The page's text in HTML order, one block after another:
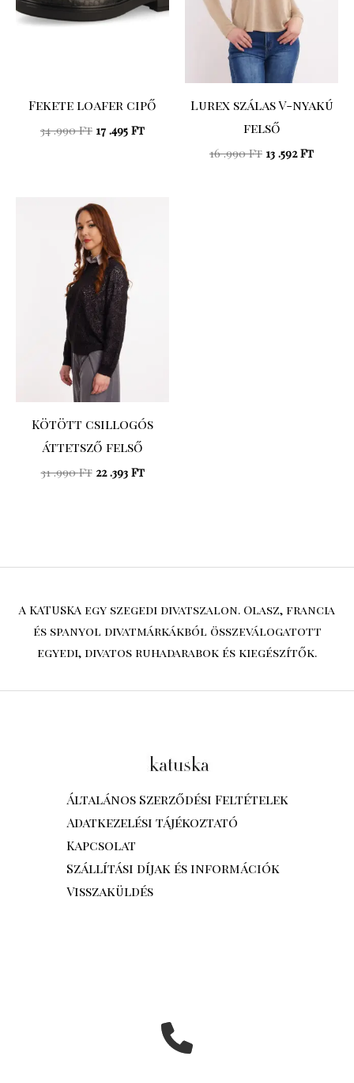
Fekete loafer cipő
34 .990Ft 17 .495 Ft
Lurex szálas V-nyakú
felső
16 .990Ft 13 .592Ft
Kötött csillogós
áttetsző felső
31 .990Ft
Original
price
was:
31
.990 Ft.
22 .393 Ft
A KATUSKA egy szegedi divatszalon. Olasz, francia
és spanyol divatmárkákból összeválogatott
egyedi, divatos ruhadarabok és kiegészítők.
Általános Szerződési Feltételek
Adatkezelési tájékoztató
Kapcsolat
Szállítási díjak és információk
Visszaküldés